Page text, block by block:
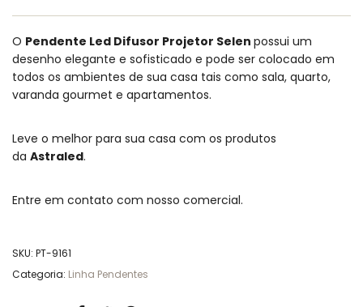
O Pendente Led Difusor Projetor Selen possui um
desenho elegante e sofisticado e pode ser colocado em
todos os ambientes de sua casa tais como sala, quarto,
varanda gourmet e apartamentos.
Leve o melhor para sua casa com os produtos
da Astraled.
Entre em contato com nosso comercial.
SKU: PT-9161
Categoria: Linha Pendentes